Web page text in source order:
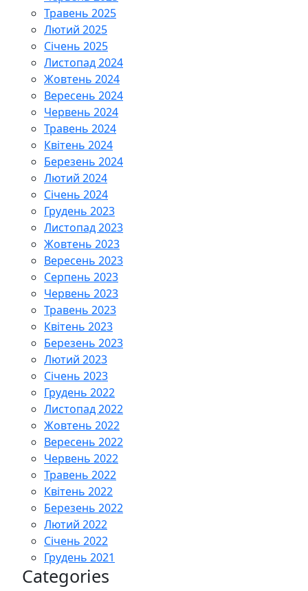
Травень 2025
Лютий 2025
Січень 2025
Листопад 2024
Жовтень 2024
Вересень 2024
Червень 2024
Травень 2024
Квітень 2024
Березень 2024
Лютий 2024
Січень 2024
Грудень 2023
Листопад 2023
Жовтень 2023
Вересень 2023
Серпень 2023
Червень 2023
Травень 2023
Квітень 2023
Березень 2023
Лютий 2023
Січень 2023
Грудень 2022
Листопад 2022
Жовтень 2022
Вересень 2022
Червень 2022
Травень 2022
Квітень 2022
Березень 2022
Лютий 2022
Січень 2022
Грудень 2021
Categories